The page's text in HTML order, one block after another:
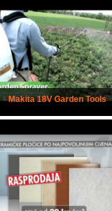
Makita 18V Garden Tools